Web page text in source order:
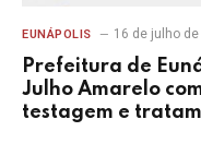
EUNÁPOLIS 16 de julho
Prefeitura de
Julho Amarelo
testagem e